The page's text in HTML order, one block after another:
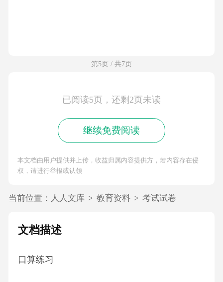
第5页 / 共7页
已阅读5页，还剩2页未读
继续免费阅读
本文档由用户提供并上传，收益归属内容提供方，若内容存在侵
权，请进行举报或认领
当前位置： 人人文库 > 教育资料 > 考试试卷
文档描述
口算练习